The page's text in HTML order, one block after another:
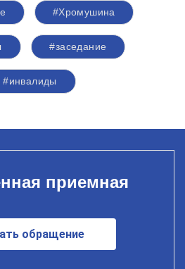
#Хромушина
#заседание
#инвалиды
приемная
обращение